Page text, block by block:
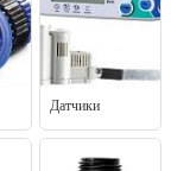
Датчики